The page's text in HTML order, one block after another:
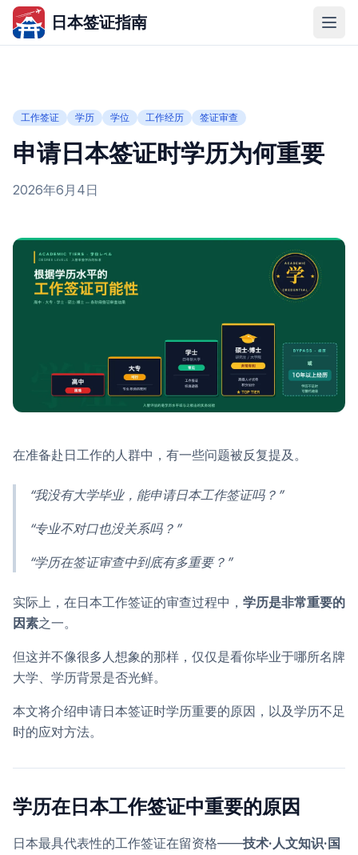
日本签证指南
工作签证 学历 学位 工作经历 签证审查
申请日本签证时学历为何重要
2026年6月4日
在准备赴日工作的人群中，有一些问题被反复提及。
“我没有大学毕业，能申请日本工作签证吗？”
“专业不对口也没关系吗？”
“学历在签证审查中到底有多重要？”
实际上，在日本工作签证的审查过程中， 学历是非常重要的
因素之一。
但这并不像很多人想象的那样，仅仅是看你毕业于哪所名牌
大学、学历背景是否光鲜。
本文将介绍申请日本签证时学历重要的原因，以及学历不足
时的应对方法。
学历在日本工作签证中重要的原因
日本最具代表性的工作签证在留资格——技术·人文知识·国